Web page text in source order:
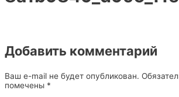
Добавить комментарий
Ваш e-mail не будет опубликован.
помечены *